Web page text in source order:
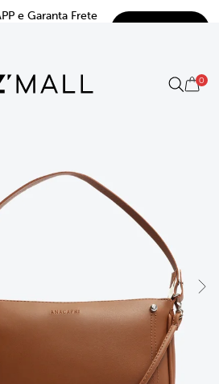
e Garanta Frete
0